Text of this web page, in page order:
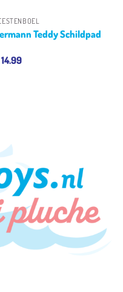
Teddy Schildpad